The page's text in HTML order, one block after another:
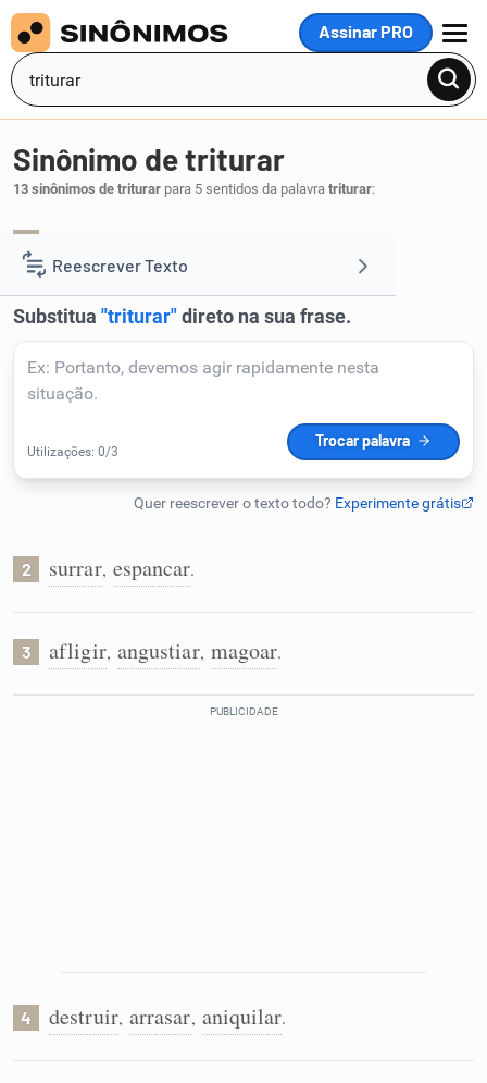
Assinar PRO
MENU
Reescrever Texto
Resumir Texto
Corrigir Texto
Detector de IA
Humanizador de IA
Conexões
Sinônimo de triturar
13 sinônimos de triturar para 5 sentidos da palavra triturar:
2 surrar, espancar.
3 afligir, angustiar, magoar.
4 destruir, arrasar, aniquilar.